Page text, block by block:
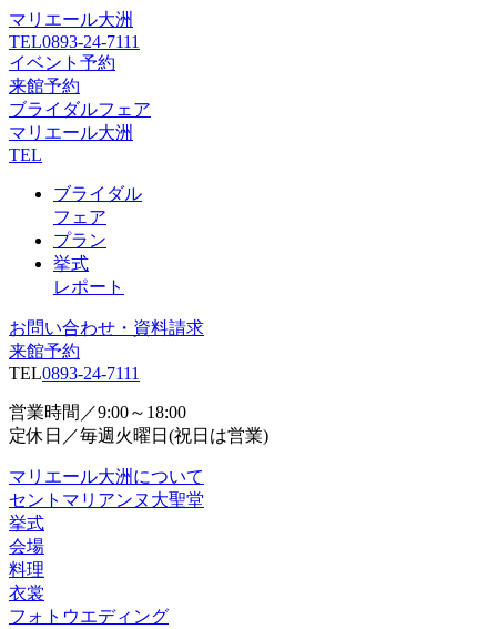
マリエール大洲
TEL0893-24-7111
イベント予約
来館予約
ブライダルフェア
マリエール大洲
TEL
ブライダル
フェア
プラン
挙式
レポート
お問い合わせ・資料請求
来館予約
TEL0893-24-7111
営業時間／9:00～18:00
定休日／毎週火曜日(祝日は営業)
マリエール大洲について
セントマリアンヌ大聖堂
挙式
会場
料理
衣裳
フォトウエディング